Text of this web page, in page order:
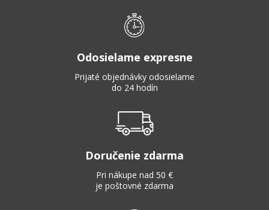
Odosielame expresne
Prijaté objednávky odosielame
do 24 hodín
Doručenie zdarma
Pri nákupe nad 50 €
je poštovné zdarma